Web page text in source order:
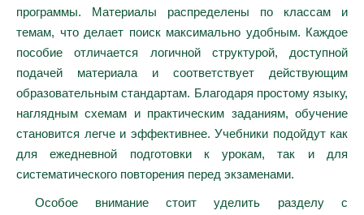
программы. Материалы распределены по классам и
темам, что делает поиск максимально удобным. Каждое
пособие отличается логичной структурой, доступной
подачей материала и соответствует действующим
образовательным стандартам. Благодаря простому языку,
наглядным схемам и практическим заданиям, обучение
становится легче и эффективнее. Учебники подойдут как
для ежедневной подготовки к урокам, так и для
систематического повторения перед экзаменами.
Особое внимание стоит уделить разделу с